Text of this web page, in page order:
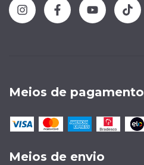
Meios de pagamento
Meios de envio